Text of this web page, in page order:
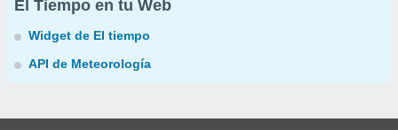
El Tiempo en tu Web
Widget de El tiempo
API de Meteorología